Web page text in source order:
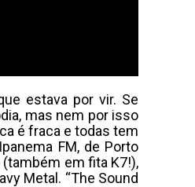
estava por vir. Se
mas nem por isso
é fraca e todas tem
FM, de Porto
em fita K7!),
Metal. “The Sound